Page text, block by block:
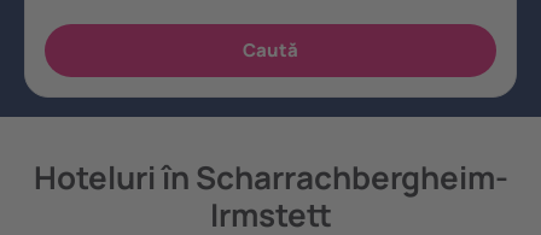
Hoteluri în Scharrachbergheim-
Irmstett